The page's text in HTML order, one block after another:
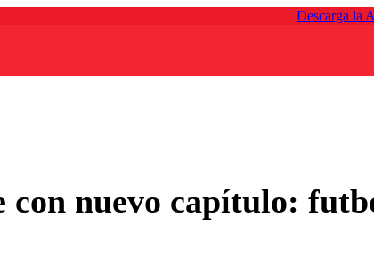
Descarga la
nuevo capítulo: